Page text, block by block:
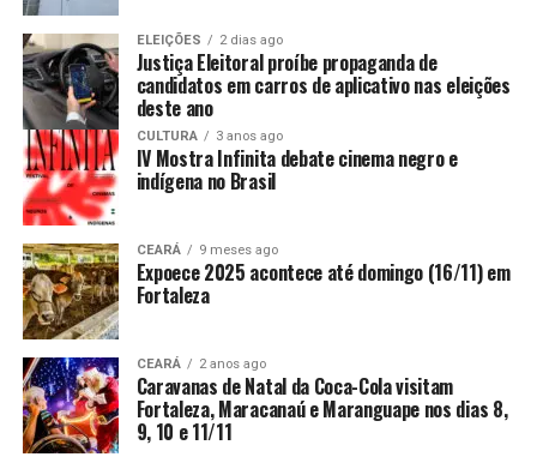
ELEIÇÕES 2 dias ago
Justiça Eleitoral proíbe propaganda de
candidatos em carros de aplicativo nas eleições
deste ano
CULTURA 3 anos ago
IV Mostra Infinita debate cinema negro e
indígena no Brasil
CEARÁ 9 meses ago
Expoece 2025 acontece até domingo (16/11) em
Fortaleza
CEARÁ 2 anos ago
Caravanas de Natal da Coca-Cola visitam
Fortaleza, Maracanaú e Maranguape nos dias 8,
9, 10 e 11/11